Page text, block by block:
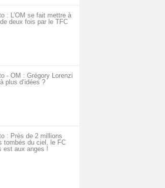
: L’OM se fait mettre à
deux fois par le TFC
- OM : Grégory Lorenzi
plus d’idées ?
: Près de 2 millions
tombés du ciel, le FC
est aux anges !